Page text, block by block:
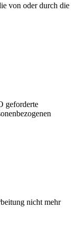
von oder durch die
geforderte
nicht mehr